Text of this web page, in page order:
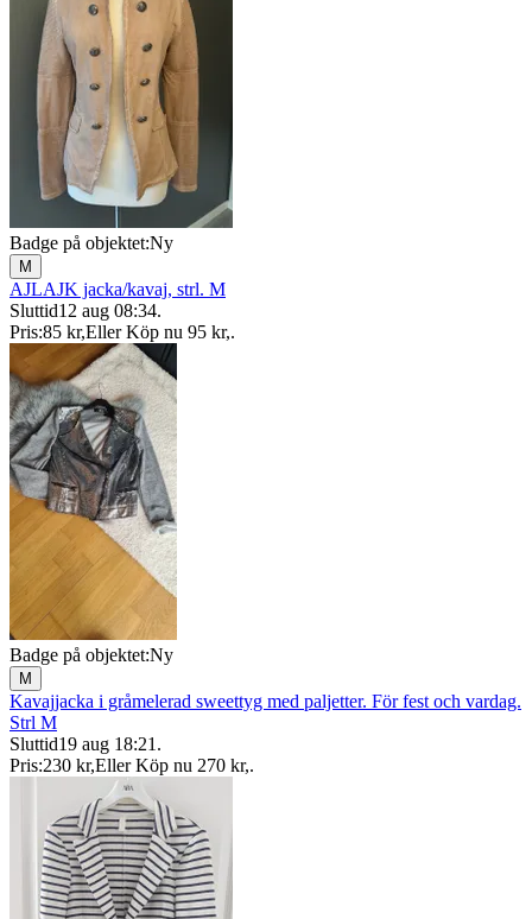
Badge på objektet:Ny
M
AJLAJK jacka/kavaj, strl. M
Sluttid12 aug 08:34.
Pris:85 kr,Eller Köp nu 95 kr,.
Badge på objektet:Ny
M
Kavajjacka i gråmelerad sweettyg med paljetter. För fest och vardag.
Strl M
Sluttid19 aug 18:21 .
Pris:230 kr,Eller Köp nu 270 kr,.